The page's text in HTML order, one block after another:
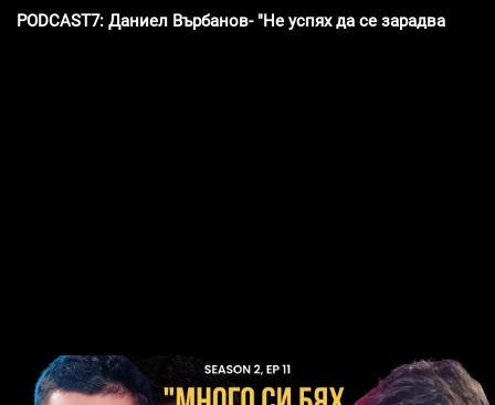
PODCAST7: Даниел Върбанов- "Не успях да се зарадвам,